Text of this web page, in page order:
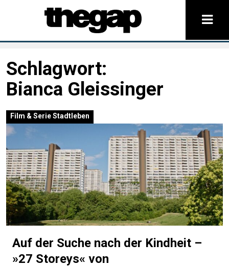
Schlagwort:
Bianca Gleissinger
Film & SerieStadtleben
Auf der Suche nach der Kindheit –
»27 Storeys« von